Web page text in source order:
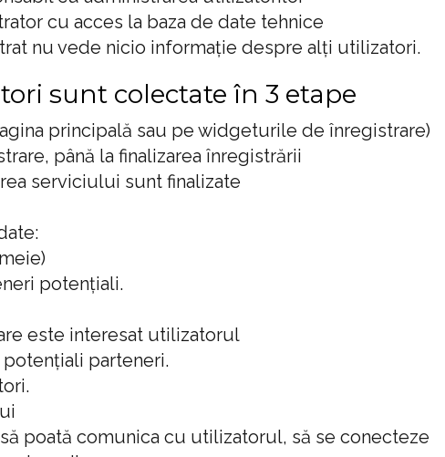
cu acces la baza de date tehnice
nu vede nicio informație despre alți utilizatori.
sunt colectate în 3 etape
principală sau pe widgeturile de înregistrare)
până la finalizarea înregistrării
serviciului sunt finalizate
potențiali.
este interesat utilizatorul
parteneri.
poată comunica cu utilizatorul, să se conecteze